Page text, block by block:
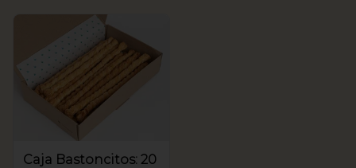
Caja Bastoncitos: 20